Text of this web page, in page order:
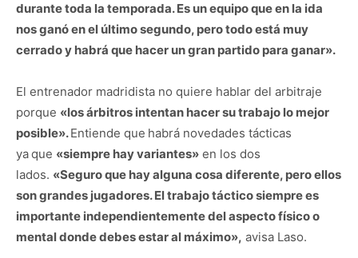
durante toda la temporada. Es un equipo que en la ida
nos ganó en el último segundo, pero todo está muy
cerrado y habrá que hacer un gran partido para ganar».
El entrenador madridista no quiere hablar del arbitraje
porque «los árbitros intentan hacer su trabajo lo mejor
posible».Entiende que habrá novedades tácticas
yaque «siempre hay variantes» en los dos
lados. «Seguro que hay alguna cosa diferente, pero ellos
son grandes jugadores. El trabajo táctico siempre es
importante independientemente del aspecto físico o
mental donde debes estar al máximo», avisa Laso.